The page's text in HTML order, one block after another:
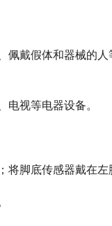
佩戴假体和器械的
电视等电器设备。
脚底传感器戴在左